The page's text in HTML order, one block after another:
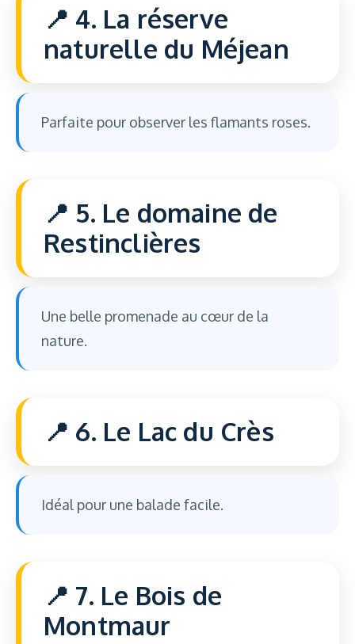
4. La réserve
naturelle du Méjean
Parfaite pour observer les flamants roses.
5. Le domaine de
Restinclières
Une belle promenade au cœur de la
nature.
6. Le Lac du Crès
Idéal pour une balade facile.
7. Le Bois de
Montmaur